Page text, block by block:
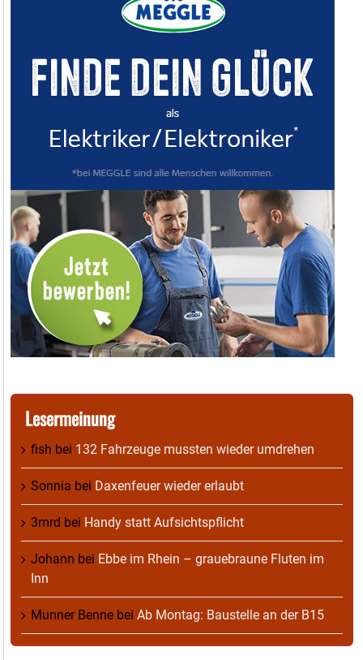
Lesermeinung
fish bei 132 Fahrzeuge mussten wieder umdrehen
Sonnia bei Daxenfeuer wieder erlaubt
3mrd bei Handy statt Aufsichtspflicht
Johann bei Ebbe im Rhein – grauebraune Fluten im
Inn
Munner Benne bei Ab Montag: Baustelle an der B15